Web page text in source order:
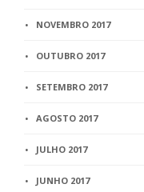
NOVEMBRO 2017
OUTUBRO 2017
SETEMBRO 2017
AGOSTO 2017
JULHO 2017
JUNHO 2017